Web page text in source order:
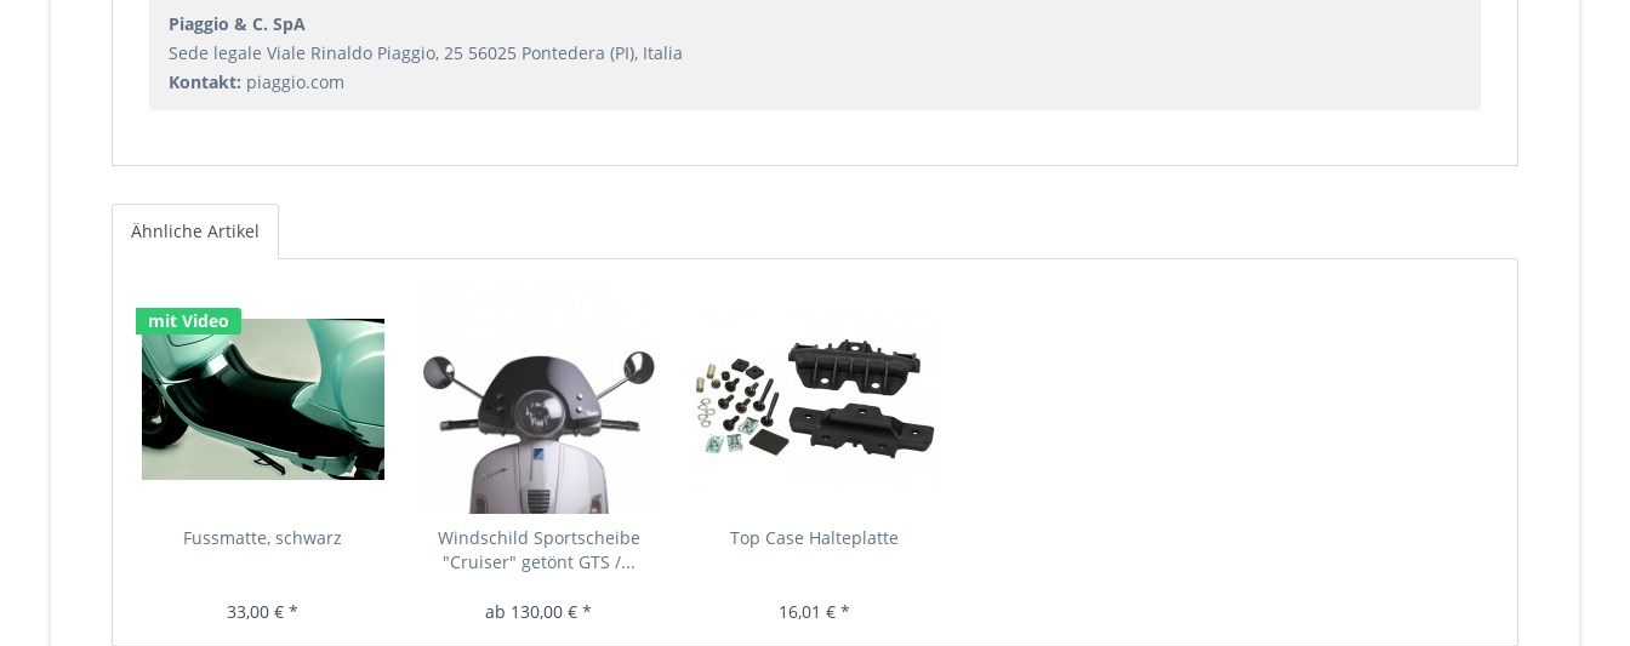
Piaggio & C. SpA
Sede legale Viale Rinaldo Piaggio, 25 56025 Pontedera (PI), Italia
Kontakt: piaggio.com
Ähnliche Artikel
mit Video
Fussmatte, schwarz
33,00 € *
Windschild Sportscheibe
"Cruiser" getönt GTS /...
ab 130,00 € *
Top Case Halteplatte
16,01 € *